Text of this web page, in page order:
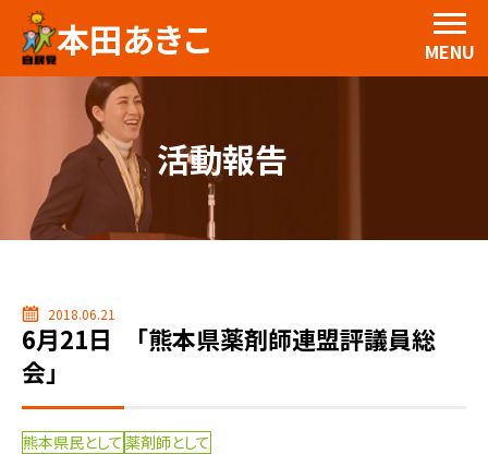
本田あきこ MENU
活動報告
2018.06.21
6月21日 「熊本県薬剤師連盟評議員総
会」
熊本県民として 薬剤師として